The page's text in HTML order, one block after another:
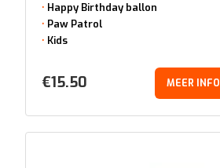
Happy Birthday ballon
Paw Patrol
Kids
€15.50 MEER INFO